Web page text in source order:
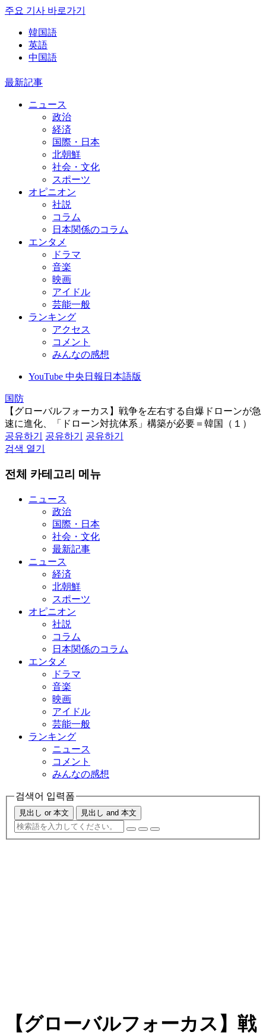
주요 기사 바로가기
韓国語
英語
中国語
最新記事
ニュース
政治
経済
国際・日本
北朝鮮
社会・文化
スポーツ
オピニオン
社説
コラム
日本関係のコラム
エンタメ
ドラマ
音楽
映画
アイドル
芸能一般
ランキング
アクセス
コメント
みんなの感想
YouTube 中央日報日本語版
国防
【グローバルフォーカス】戦争を左右する自爆ドローンが急
速に進化、「ドローン対抗体系」構築が必要＝韓国（１）
공유하기
공유하기
공유하기
검색 열기
전체 카테고리 메뉴
ニュース
政治
国際・日本
社会・文化
最新記事
ニュース
経済
北朝鮮
スポーツ
オピニオン
社説
コラム
日本関係のコラム
エンタメ
ドラマ
音楽
映画
アイドル
芸能一般
ランキング
ニュース
コメント
みんなの感想
검색어 입력폼
見出し or 本文 見出し and 本文
【グローバルフォーカス】戦